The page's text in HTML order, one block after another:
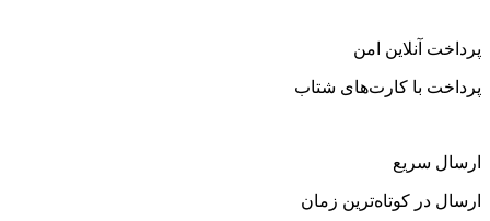
پرداخت آنلاین امن
پرداخت با کارت‌های شتاب
ارسال سریع
ارسال در کوتاه‌ترین زمان